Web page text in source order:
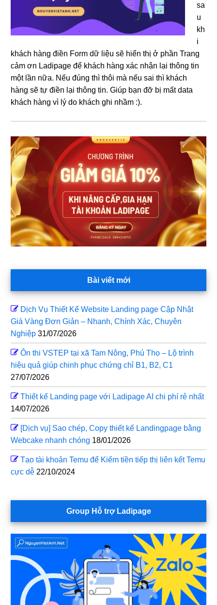
sa
u
kh
i
khách hàng điền Form dữ liệu sẽ hiển thị ở phần Trang
cảm ơn Ladipage để khách hàng xác nhận lại thông tin
một lần nữa. Nếu đúng thì thôi mà nếu sai thì khách
hàng sẽ tự điền lại thông tin. Giúp bạn đỡ bị mất data
khách hàng vì lý do khách ghi nhầm :).
Sidebar
chính
Bài viết mới
Dịch Vụ Thiết Kế Website Landing page Cập Nhật
Giá Vàng Đơn Giản – Nhanh, Chính Xác, Chuyên
Nghiệp 31/07/2026
Ôn thi VSTEP tại xã Tam Nông, Phú Thọ – Lộ trình
hiệu quả giúp chinh phục chứng chỉ B1, B2, C1
27/07/2026
Thiết kế Landing page với Ladipage AI chi phí rẻ nhất
14/07/2026
[Dịch vụ] Sao chép, Copy thiết kế Landingpage bằng
Webcake nhanh chóng 18/01/2026
Tạo tài khoản Temu để Kiếm tiền tiếp thị liên kết Temu
cực dễ 22/10/2024
Group Hỗ trợ Ladipage